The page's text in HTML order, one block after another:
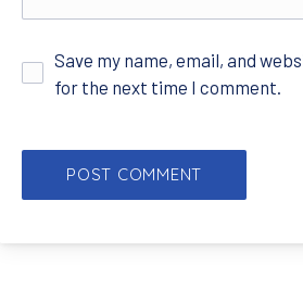
Save my name, email, and
for the next time I comment.